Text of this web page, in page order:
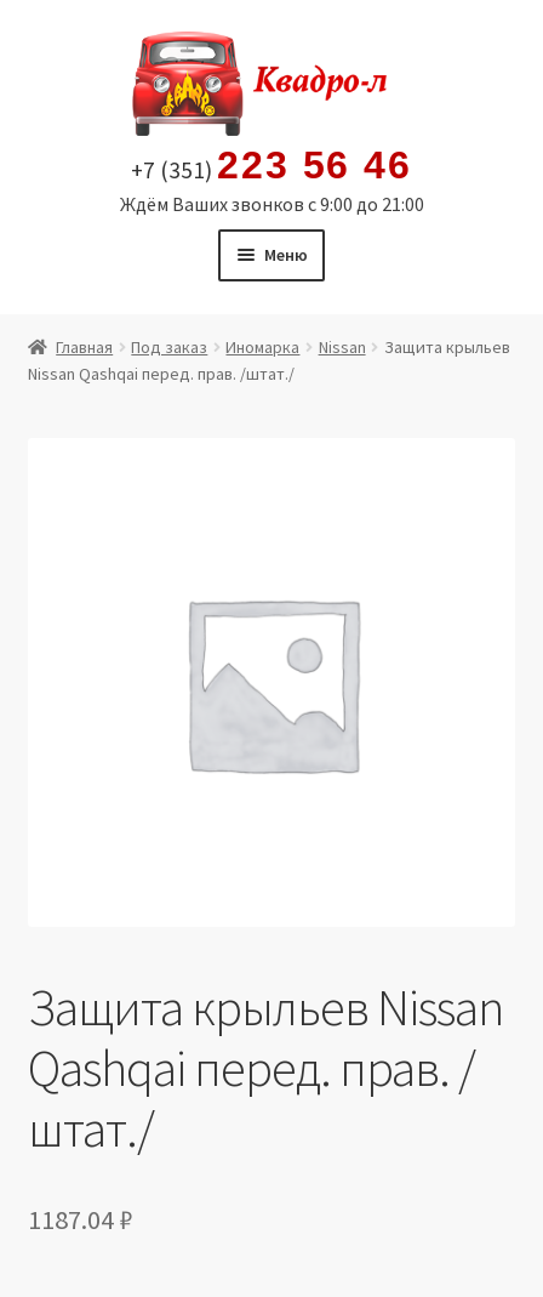
содержимому
+7 (351) 223 56 46
Ждём Ваших звонков с 9:00 до 21:00
Меню
Витрина
Юридические данные
Главная Под заказ Иномарка Nissan
Защита крыльев
Nissan Qashqai перед. прав. /штат./
Защита крыльев Nissan
Qashqai перед. прав. /
штат./
1187.04₽